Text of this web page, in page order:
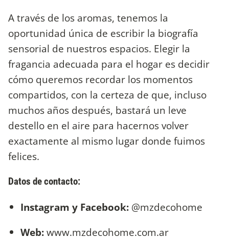
​A través de los aromas, tenemos la
oportunidad única de escribir la biografía
sensorial de nuestros espacios. Elegir la
fragancia adecuada para el hogar es decidir
cómo queremos recordar los momentos
compartidos, con la certeza de que, incluso
muchos años después, bastará un leve
destello en el aire para hacernos volver
exactamente al mismo lugar donde fuimos
felices.
​Datos de contacto:
Instagram y Facebook: @mzdecohome
Web:www.mzdecohome.com.ar